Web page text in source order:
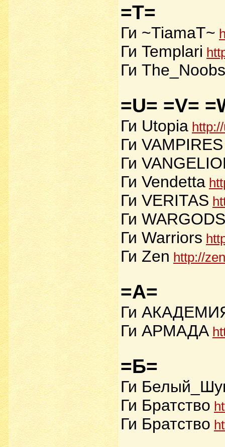
=T=
Ги ~TiamaT~
Ги Templari
Ги The_Noobs
=U= =V=
Ги Utopia
Ги VAMPIRES
Ги
Ги Vendetta
Ги VERITAS
Ги WARGODS
Ги Warriors
Ги Zen http://
=А=
Ги
Ги АРМАДА
=Б=
Ги
Ги Братство
Ги Братство